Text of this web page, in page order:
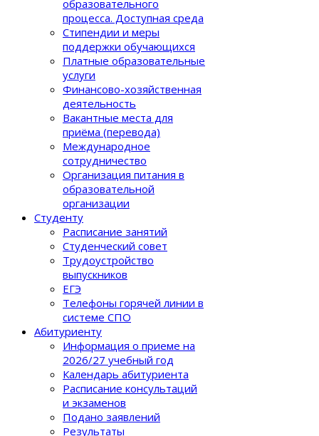
образовательного
процеcса. Доступная среда
Стипендии и меры
поддержки обучающихся
Платные образовательные
услуги
Финансово-хозяйственная
деятельность
Вакантные места для
приёма (перевода)
Международное
сотрудничество
Организация питания в
образовательной
организации
Студенту
Расписание занятий
Студенческий совет
Трудоустройство
выпускников
ЕГЭ
Телефоны горячей линии в
системе СПО
Абитуриенту
Информация о приеме на
2026/27 учебный год
Календарь абитуриента
Расписание консультаций
и экзаменов
Подано заявлений
Результаты